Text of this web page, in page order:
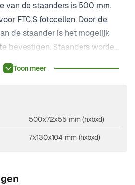
van de staanders is 500 mm.
FTC.S fotocellen. Door de
de staander is het mogelijk
bevestigen. Staanders worden
Toon meer
500x72x55 mm (hxbxd)
7x130x104 mm (hxbxd)